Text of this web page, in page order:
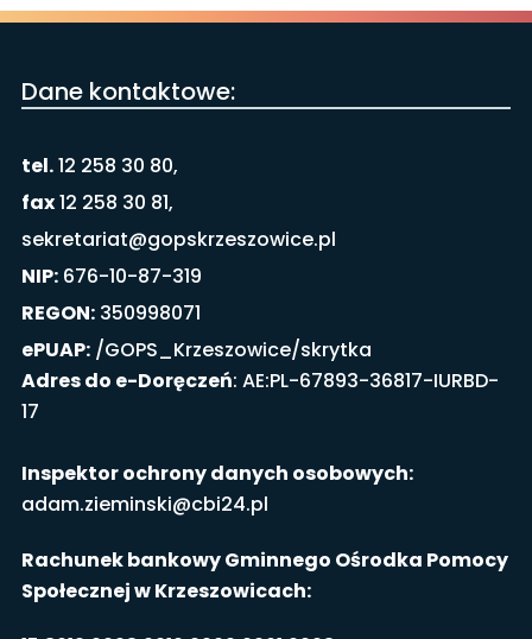
Dane kontaktowe:
tel.12 258 30 80,
fax12 258 30 81,
sekretariat@gopskrzeszowice.pl
NIP:676-10-87-319
REGON:350998071
ePUAP:/GOPS_Krzeszowice/skrytka
Adres do e-Doręczeń: AE:PL-67893-36817-IURBD-
17
Inspektor ochrony danych osobowych:
adam.zieminski@cbi24.pl
Rachunek bankowy Gminnego Ośrodka Pomocy
Społecznej w Krzeszowicach: